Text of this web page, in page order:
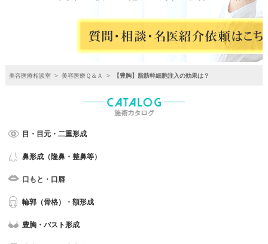
美容医療相談室 > 美容医療Ｑ＆Ａ > 【豊胸】脂肪幹細胞注入の効果は？
目・目元・二重形成
鼻形成（隆鼻・整鼻等）
口もと・口唇
輪郭（骨格）・額形成
豊胸・バスト形成